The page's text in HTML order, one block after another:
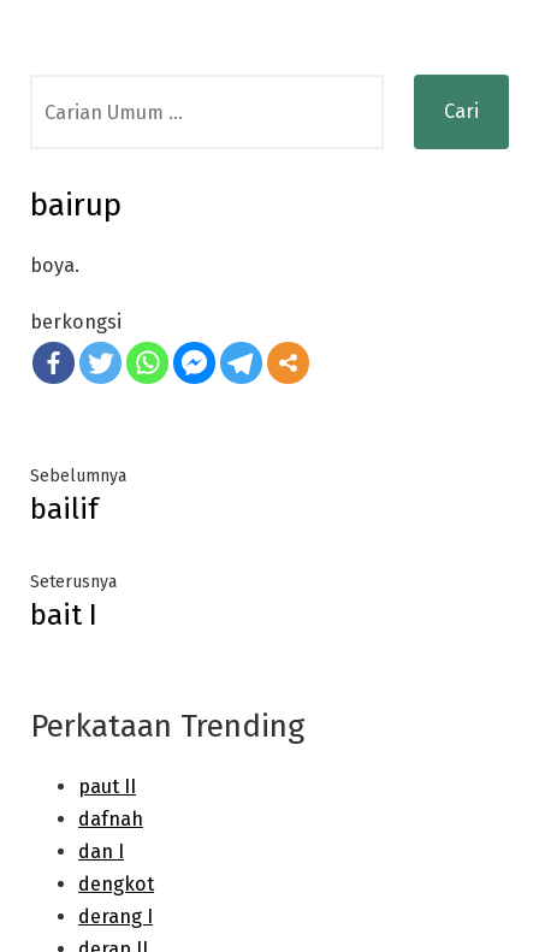
for:
bairup
boya.
berkongsi
Post
navigation
SebelumnyaPrevious
bailif
SeterusnyaNext
bait I
Perkataan Trending